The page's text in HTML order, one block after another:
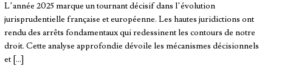
L’année 2025 marque un tournant décisif dans l’évolution
jurisprudentielle française et européenne. Les hautes juridictions ont
rendu des arrêts fondamentaux qui redessinent les contours de notre
droit. Cette analyse approfondie dévoile les mécanismes décisionnels
et […]